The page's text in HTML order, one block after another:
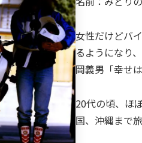
女性だけどバ
るようになり
岡義男「幸せ
20代の頃、ほ
国、沖縄まで